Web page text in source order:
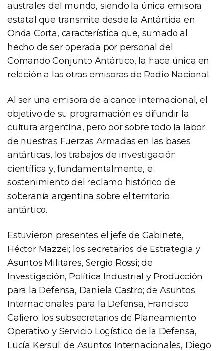
australes del mundo, siendo la única emisora
estatal que transmite desde la Antártida en
Onda Corta, característica que, sumado al
hecho de ser operada por personal del
Comando Conjunto Antártico, la hace única en
relación a las otras emisoras de Radio Nacional.
Al ser una emisora de alcance internacional, el
objetivo de su programación es difundir la
cultura argentina, pero por sobre todo la labor
de nuestras Fuerzas Armadas en las bases
antárticas, los trabajos de investigación
científica y, fundamentalmente, el
sostenimiento del reclamo histórico de
soberanía argentina sobre el territorio
antártico.
Estuvieron presentes el jefe de Gabinete,
Héctor Mazzei; los secretarios de Estrategia y
Asuntos Militares, Sergio Rossi; de
Investigación, Política Industrial y Producción
para la Defensa, Daniela Castro; de Asuntos
Internacionales para la Defensa, Francisco
Cafiero; los subsecretarios de Planeamiento
Operativo y Servicio Logístico de la Defensa,
Lucía Kersul; de Asuntos Internacionales, Diego